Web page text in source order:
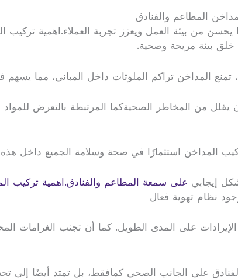
المطاعم والفنادق
من بيئة العمل ويعزز تجربة العملاء.اهمية تركيب
بيئة مريحة وصحية.
المداخن تراكم الملوثات داخل المباني، مما
من المخاطر الصحيةكما المرتبطة بالتعرض للمواد
المداخن استثمارًا في صحة وسلامة الجميع داخل هذه
إيجابي على سمعة المطاعم والفنادق.اهمية تركيب
نظام تهوية فعال
على المدى الطويل. كما أن تجنب الغرامات
على الجانب الصحي كمافقط، بل تمتد أيضًا إلى